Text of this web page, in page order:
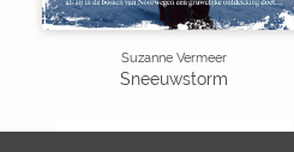
Suzanne Vermeer
Sneeuwstorm